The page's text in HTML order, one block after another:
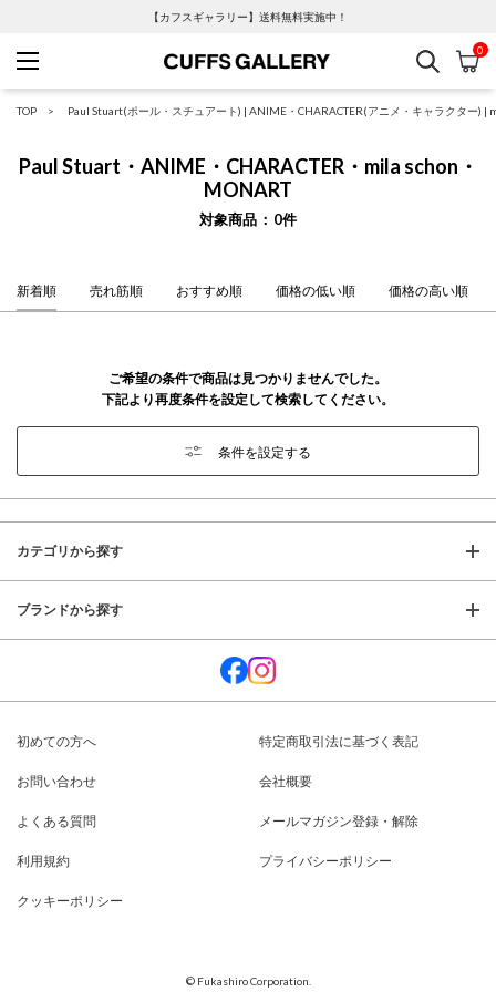
【カフスギャラリー】送料無料実施中！
Cuffs Gallery
検索 カ
0
TOP Paul Stuart(ポール・スチュアート) | ANIME・CHARACTER(アニメ・キャラクター) |
Paul Stuart・ANIME・CHARACTER・mila schon・
MONART
対象商品 0件
新着順 売れ筋順 おすすめ順 価格の低い順 価格の高い順
ご希望の条件で商品は見つかりませんでした。
下記より再度条件を設定して検索してください。
条件を設定する
カテゴリから探す
ブランドから探す
初めての方へ 特定商取引法に基づく表記
お問い合わせ 会社概要
よくある質問 メールマガジン登録・解除
利用規約 プライバシーポリシー
クッキーポリシー
© Fukashiro Corporation.